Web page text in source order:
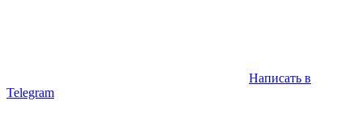
Написать в
Telegram